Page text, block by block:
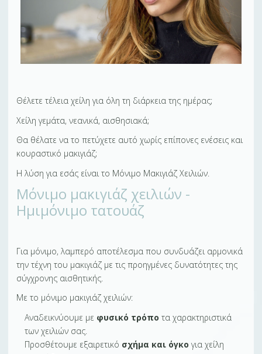
Θέλετε τέλεια χείλη για όλη τη διάρκεια της ημέρας;
Χείλη γεμάτα, νεανικά, αισθησιακά;
Θα θέλατε να το πετύχετε αυτό χωρίς επίπονες ενέσεις και
κουραστικό μακιγιάζ;
Η λύση για εσάς είναι το Μόνιμο Μακιγιάζ Χειλιών.
Μόνιμο μακιγιάζ χειλιών -
Ημιμόνιμο τατουάζ
Για μόνιμο, λαμπερό αποτέλεσμα που συνδυάζει αρμονικά
την τέχνη του μακιγιάζ με τις προηγμένες δυνατότητες της
σύγχρονης αισθητικής.
Με το μόνιμο μακιγιάζ χειλιών:
Αναδεικνύουμε με φυσικό τρόπο τα χαρακτηριστικά
των χειλιών σας.
Προσθέτουμε εξαιρετικό σχήμα και όγκο για χείλη